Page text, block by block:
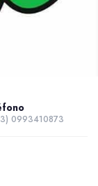
0993410873